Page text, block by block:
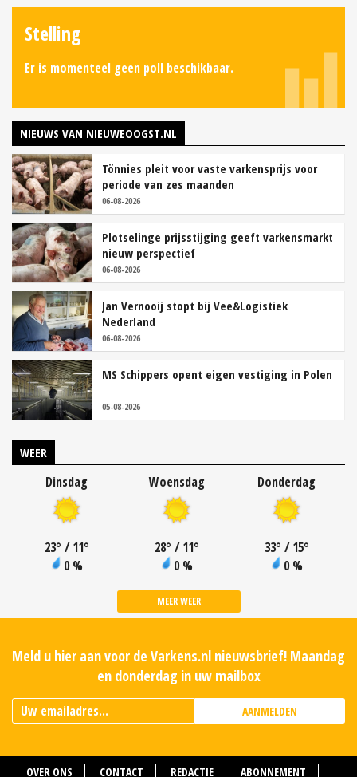
Stelling
Er is momenteel geen poll beschikbaar.
NIEUWS VAN NIEUWEOOGST.NL
Tönnies pleit voor vaste varkensprijs voor
periode van zes maanden
06-08-2026
Plotselinge prijsstijging geeft varkensmarkt
nieuw perspectief
06-08-2026
Jan Vernooij stopt bij Vee&Logistiek
Nederland
06-08-2026
MS Schippers opent eigen vestiging in Polen
05-08-2026
WEER
Dinsdag
23° / 11°
0 %
Woensdag
28° / 11°
0 %
Donderdag
33° / 15°
0 %
MEER WEER
Meld u hier aan voor de Varkens.nl nieuwsbrief! Maandag
en donderdag in uw mailbox
AANMELDEN
OVER ONS CONTACT REDACTIE ABONNEMENT